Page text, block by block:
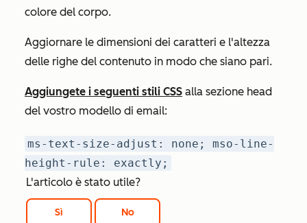
colore del corpo.
Aggiornare le dimensioni dei caratteri e l'altezza
delle righe del contenuto in modo che siano pari.
Aggiungete i seguenti stili CSS alla sezione head
del vostro modello di email:
ms-text-size-adjust: none; mso-line-
height-rule: exactly;
L'articolo è stato utile?
Sì No